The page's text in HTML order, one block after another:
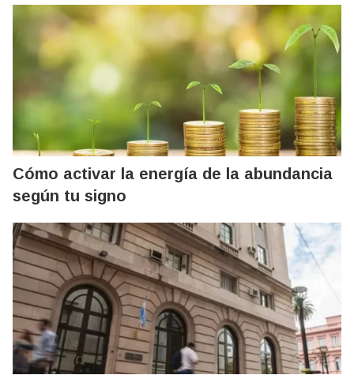
Cómo activar la energía de la abundancia
según tu signo